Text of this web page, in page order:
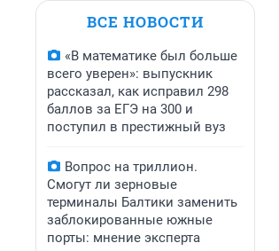
ВСЕ НОВОСТИ
«В математике был больше
всего уверен»: выпускник
рассказал, как исправил 298
баллов за ЕГЭ на 300 и
поступил в престижный вуз
Вопрос на триллион.
Смогут ли зерновые
терминалы Балтики заменить
заблокированные южные
порты: мнение эксперта